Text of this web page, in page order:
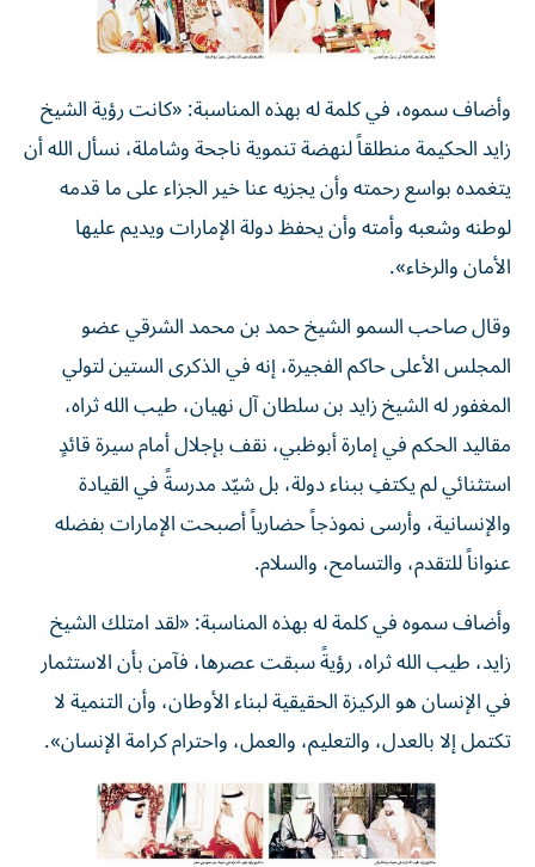
وأضاف سموه، في كلمة له بهذه المناسبة: «كانت رؤية الشيخ
زايد الحكيمة منطلقاً لنهضة تنموية ناجحة وشاملة، نسأل الله أن
يتغمده بواسع رحمته وأن يجزيه عنا خير الجزاء على ما قدمه
لوطنه وشعبه وأمته وأن يحفظ دولة الإمارات ويديم عليها
الأمان والرخاء».
وقال صاحب السمو الشيخ حمد بن محمد الشرقي عضو
المجلس الأعلى حاكم الفجيرة، إنه في الذكرى الستين لتولي
المغفور له الشيخ زايد بن سلطان آل نهيان، طيب الله ثراه،
مقاليد الحكم في إمارة أبوظبي، نقف بإجلال أمام سيرة قائدٍ
استثنائي لم يكتفِ ببناء دولة، بل شيّد مدرسةً في القيادة
والإنسانية، وأرسى نموذجاً حضارياً أصبحت الإمارات بفضله
عنواناً للتقدم، والتسامح، والسلام.
وأضاف سموه في كلمة له بهذه المناسبة: «لقد امتلك الشيخ
زايد، طيب الله ثراه، رؤيةً سبقت عصرها، فآمن بأن الاستثمار
في الإنسان هو الركيزة الحقيقية لبناء الأوطان، وأن التنمية لا
تكتمل إلا بالعدل، والتعليم، والعمل، واحترام كرامة الإنسان».